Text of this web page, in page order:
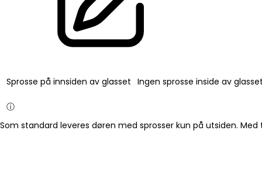
Sprosse på innsiden av glasset Ingen sprosse inside av
ⓘ
Som standard leveres døren med sprosser kun på utsiden.